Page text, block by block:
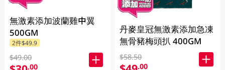
無激素添加波蘭雞中翼
500GM
2件$49.9
$49.00
.00
丹麥皇冠無激素添加急凍
無骨豬梅頭扒 400GM
$58.50
.00